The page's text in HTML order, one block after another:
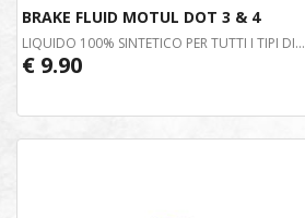
BRAKE FLUID MOTUL DOT 3 & 4
LIQUIDO 100% SINTETICO PER TUTTI I TIPI DI...
€ 9.90